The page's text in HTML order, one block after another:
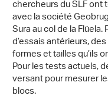
chercheurs du SLF
avec la société
Sura au col de la
d’essais antérieurs,
formes et tailles qu’ils
Pour les tests actuels,
versant pour mesurer
blocs.